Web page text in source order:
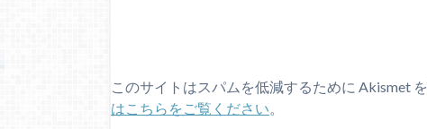
このサイトはスパムを低減するために Akismet
はこちらをご覧ください。